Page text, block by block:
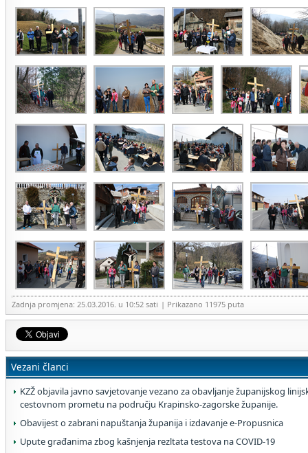
Zadnja promjena: 25.03.2016. u 10:52 sati | Prikazano 11975 puta
Vezani članci
KZŽ objavila javno savjetovanje vezano za obavljanje županijskog
cestovnom prometu na području Krapinsko-zagorske županije.
Obavijest o zabrani napuštanja županija i izdavanje e-Propusnica
Upute građanima zbog kašnjenja rezltata testova na COVID-19